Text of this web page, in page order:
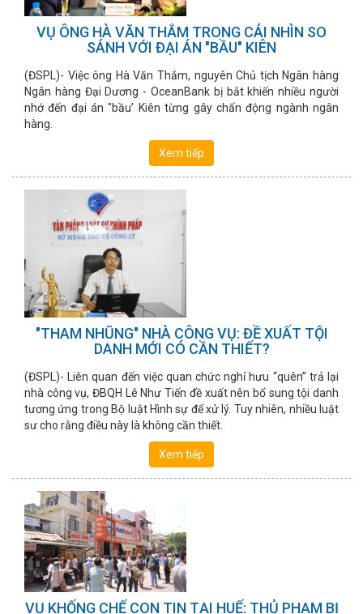
VỤ ÔNG HÀ VĂN THẮM TRONG CÁI NHÌN SO
SÁNH VỚI ĐẠI ÁN "BẦU" KIÊN
(ĐSPL)- Việc ông Hà Văn Thắm, nguyên Chủ tịch Ngân hàng
Ngân hàng Đại Dương - OceanBank bị bắt khiến nhiều người
nhớ đến đại án "bầu’ Kiên từng gây chấn động ngành ngân
hàng.
Xem tiếp
"THAM NHŨNG" NHÀ CÔNG VỤ: ĐỀ XUẤT TỘI
DANH MỚI CÓ CẦN THIẾT?
(ĐSPL)- Liên quan đến việc quan chức nghỉ hưu “quên” trả lại
nhà công vụ, ĐBQH Lê Như Tiến đề xuất nên bổ sung tội danh
tương ứng trong Bộ luật Hình sự để xử lý. Tuy nhiên, nhiều luật
sư cho rằng điều này là không cần thiết.
Xem tiếp
VỤ KHỐNG CHẾ CON TIN TẠI HUẾ: THỦ PHẠM BỊ